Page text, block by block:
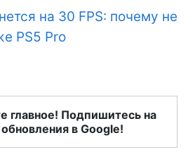
на 30 FPS: почему не
PS5 Pro
главное! Подпишитесь на
в Google!